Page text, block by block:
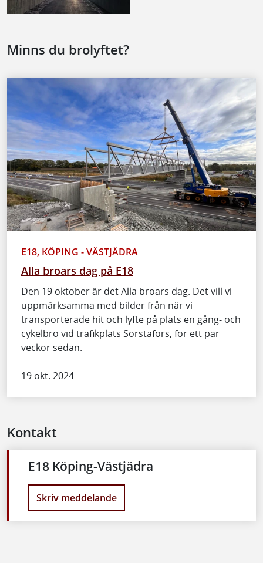
Minns du brolyftet?
E18, KÖPING - VÄSTJÄDRA
Alla broars dag på E18
Den 19 oktober är det Alla broars dag. Det vill vi
uppmärksamma med bilder från när vi
transporterade hit och lyfte på plats en gång- och
cykelbro vid trafikplats Sörstafors, för ett par
veckor sedan.
19 okt. 2024
Kontakt
E18 Köping-Västjädra
Skriv meddelande